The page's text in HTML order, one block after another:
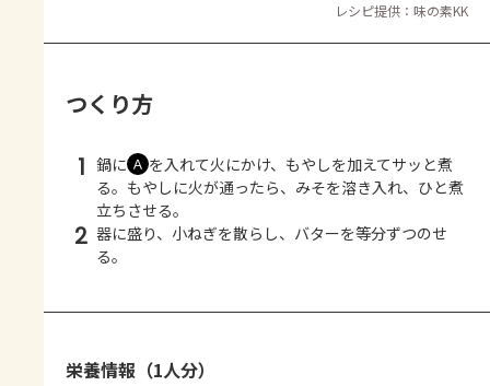
レシピ提供：味の素KK
つくり方
1 鍋に Ａ を入れて火にかけ、もやしを加えてサッと煮
る。もやしに火が通ったら、みそを溶き入れ、ひと煮
立ちさせる。
2 器に盛り、小ねぎを散らし、バターを等分ずつのせ
る。
栄養情報（1人分）